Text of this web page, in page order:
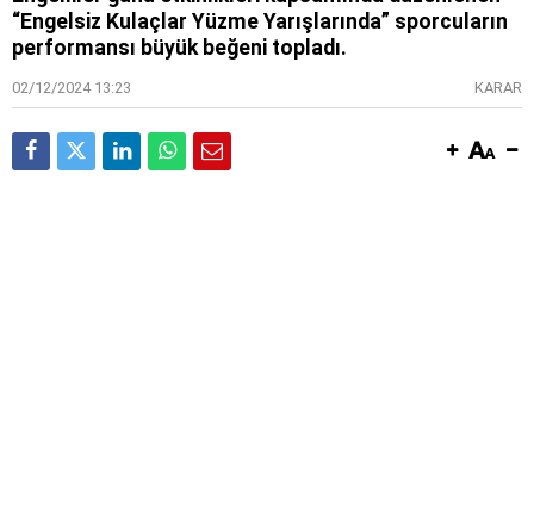
“Engelsiz Kulaçlar Yüzme Yarışlarında” sporcuların
performansı büyük beğeni topladı.
02/12/2024 13:23 KARAR